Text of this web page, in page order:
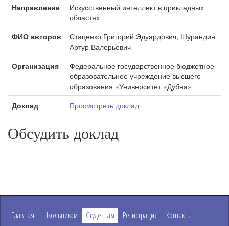
Направление
Искусственный интеллект в прикладных
областях
ФИО авторов
Стаценко Григорий Эдуардович, Шурандин
Артур Валерьевич
Организация
Федеральное государственное бюджетное
образовательное учреждение высшего
образования «Университет «Дубна»
Доклад
Просмотреть доклад
Обсудить доклад
Главная Школьникам Студентам Регистрация Контакты